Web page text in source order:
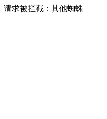
请求被拦截：其他蜘蛛